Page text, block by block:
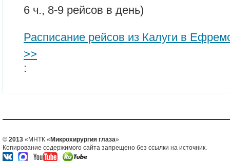
6 ч., 8-9 рейсов в день)
Расписание рейсов из Калуги в
>>
:
© 2013 «МНТК «Микрохирургия глаза»
Копирование содержимого сайта запрещено без ссылки на источник.